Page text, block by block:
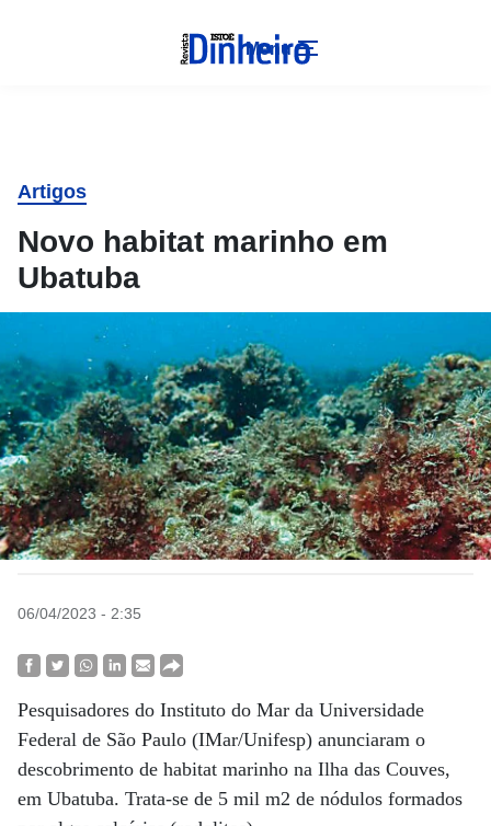
Menu
Artigos
Novo habitat marinho em
Ubatuba
06/04/2023 - 2:35
Pesquisadores do Instituto do Mar da Universidade
Federal de São Paulo (IMar/Unifesp) anunciaram o
descobrimento de habitat marinho na Ilha das Couves,
em Ubatuba. Trata-se de 5 mil m2 de nódulos formados